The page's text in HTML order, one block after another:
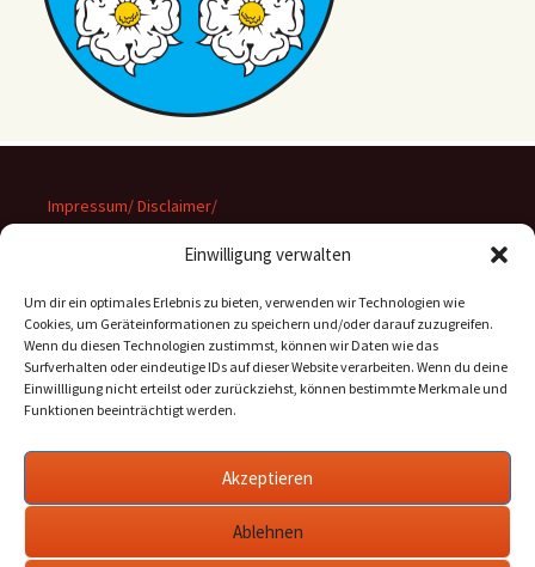
Einwilligung verwalten
Um dir ein optimales Erlebnis zu bieten, verwenden wir Technologien wie
Cookies, um Geräteinformationen zu speichern und/oder darauf zuzugreifen.
Wenn du diesen Technologien zustimmst, können wir Daten wie das
Surfverhalten oder eindeutige IDs auf dieser Website verarbeiten. Wenn du deine
Einwillligung nicht erteilst oder zurückziehst, können bestimmte Merkmale und
Funktionen beeinträchtigt werden.
Akzeptieren
Ablehnen
Impressum/ Disclaimer/
Datenschutz
Suchen
nach: